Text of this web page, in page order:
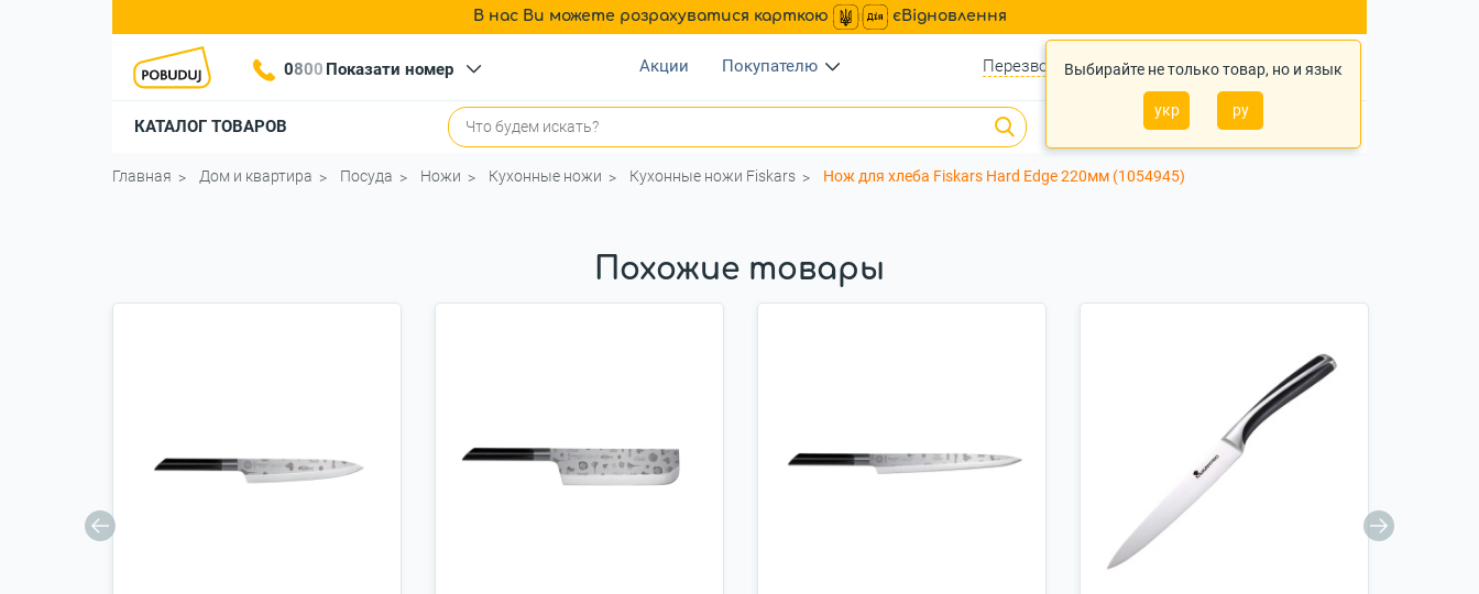
В нас Ви можете розрахуватися карткою єВідновлення
Выбирайте не только товар, но и язык
укр ру
0800 Показати номер Акции Покупателю Перезвонить? Войти Укр Ру
КАТАЛОГ ТОВАРОВ 0
Главная Дом и квартира Посуда Ножи Кухонные ножи Кухонные ножи Fiskars Нож для хлеба Fiskars Hard Edge 220мм (1054945)
Похожие товары